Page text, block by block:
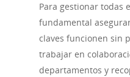
Para gestionar todas
fundamental
claves funcionen sin
trabajar en
departamentos y